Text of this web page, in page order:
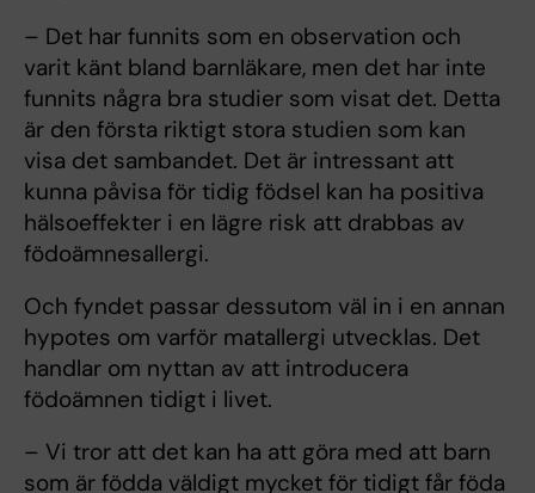
– Det har funnits som en observation och
varit känt bland barnläkare, men det har inte
funnits några bra studier som visat det. Detta
är den första riktigt stora studien som kan
visa det sambandet. Det är intressant att
kunna påvisa för tidig födsel kan ha positiva
hälsoeffekter i en lägre risk att drabbas av
födoämnesallergi.
Och fyndet passar dessutom väl in i en annan
hypotes om varför matallergi utvecklas. Det
handlar om nyttan av att introducera
födoämnen tidigt i livet.
– Vi tror att det kan ha att göra med att barn
som är födda väldigt mycket för tidigt får föda